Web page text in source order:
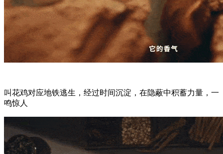
叫花鸡对应地铁逃生，经过时间沉淀，在隐蔽中积蓄力量，一
鸣惊人